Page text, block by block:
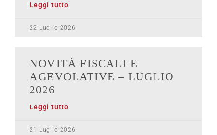
Leggi tutto
22 Luglio 2026
NOVITÀ FISCALI E
AGEVOLATIVE – LUGLIO
2026
Leggi tutto
21 Luglio 2026